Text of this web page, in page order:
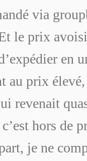
via
le prix
en
au prix
revenait
hors de
je ne